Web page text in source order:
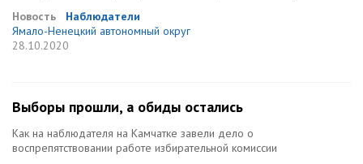
Новость
Наблюдатели
Ямало-Ненецкий автономный округ
28.10.2020
Выборы прошли, а обиды остались
Как на наблюдателя на Камчатке завели дело о
воспрепятствовании работе избирательной комиссии